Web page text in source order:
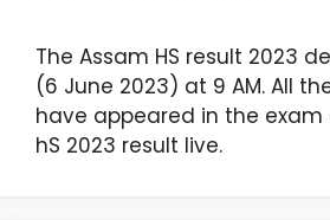
The Assam HS result 2023
(6 June 2023) at 9 AM. All
have appeared in the
hS 2023 result live.